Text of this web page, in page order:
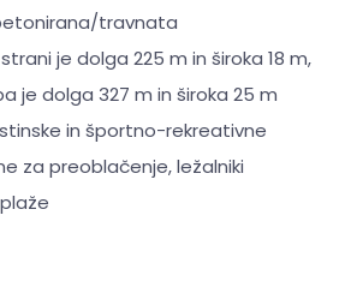
travnata
je dolga 225 m in široka 18 m,
je dolga 327 m in široka 25 m
in športno-rekreativne
za preoblačenje, ležalniki